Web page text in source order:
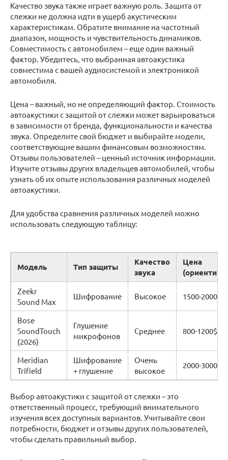
Качество звука также играет важную роль. Защита от
слежки не должна идти в ущерб акустическим
характеристикам. Обратите внимание на частотный
диапазон, мощность и чувствительность динамиков.
Совместимость с автомобилем – еще один важный
фактор. Убедитесь, что выбранная автоакустика
совместима с вашей аудиосистемой и электроникой
автомобиля.
Цена – важный, но не определяющий фактор. Стоимость
автоакустики с защитой от слежки может варьироваться
в зависимости от бренда, функциональности и качества
звука. Определите свой бюджет и выбирайте модели,
соответствующие вашим финансовым возможностям.
Отзывы пользователей – ценный источник информации.
Изучите отзывы других владельцев автомобилей, чтобы
узнать об их опыте использования различных моделей
автоакустики.
Для удобства сравнения различных моделей можно
использовать следующую таблицу:
Модель Тип защиты
Качество
звука
Цена
Zeekr
Sound Max
Шифрование Высокое 1500-2000$
Bose
SoundTouch
(2026)
Глушение
микрофонов
Среднее 800-1200$
Meridian
Trifield
Шифрование
+ глушение
Очень
высокое
2000-3000$
Выбор автоакустики с защитой от слежки – это
ответственный процесс, требующий внимательного
изучения всех доступных вариантов. Учитывайте свои
потребности, бюджет и отзывы других пользователей,
чтобы сделать правильный выбор.